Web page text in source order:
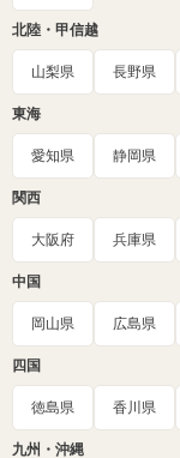
北陸・甲信越
山梨県 長野県
東海
愛知県 静岡県
関西
大阪府 兵庫県
中国
岡山県 広島県
四国
徳島県 香川県
九州・沖縄